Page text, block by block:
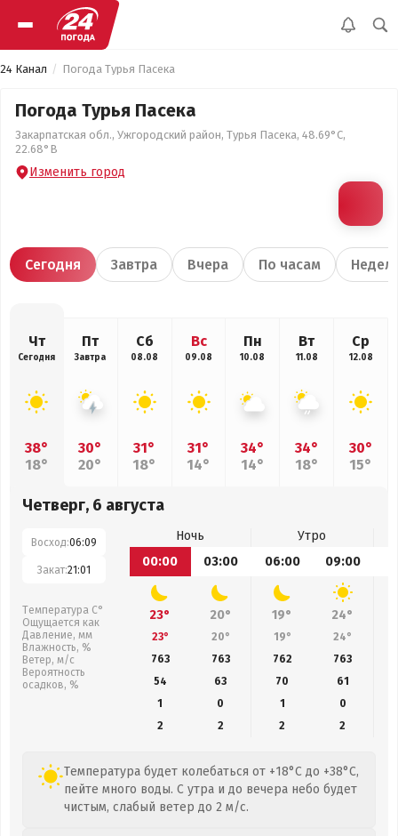
24 Канал Погода Турья Пасека
Погода Турья Пасека
Закарпатская обл., Ужгородский район, Турья Пасека, 48.69°С,
22.68°В
Изменить город
Сегодня Завтра Вчера По часам
Чт
Сегодня
38°
18°
Пт
Завтра
30°
20°
Сб
08.08
31°
18°
Вс
09.08
31°
14°
Пн
10.08
34°
14°
Вт
11.08
34°
18°
Ср
12.08
30°
15°
Четверг, 6 августа
Восход:06:09
Закат:21:01
Температура С°
Ощущается как
Давление, мм
Влажность, %
Ветер, м/с
Вероятность
осадков, %
Ночь
Утро
00:00
03:00 06:00 09:00
23° 20° 19° 24°
23° 20° 19° 24°
763
763 762 763
54
63 70
61
1
0 1
0
2
2 2 2
Температура будет колебаться от +18°C до +38°C,
пейте много воды. С утра и до вечера небо будет
чистым, слабый ветер до 2 м/с.